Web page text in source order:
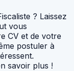
? Laissez
vous
CV et de votre
postuler à
savoir plus !